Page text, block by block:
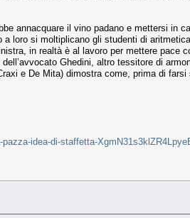
annacquare il vino padano e mettersi in
loro si moltiplicano gli studenti di
in realtà è al lavoro per mettere pace
Ghedini, altro tessitore di
e De Mita) dimostra come, prima di
idea-di-staffetta-